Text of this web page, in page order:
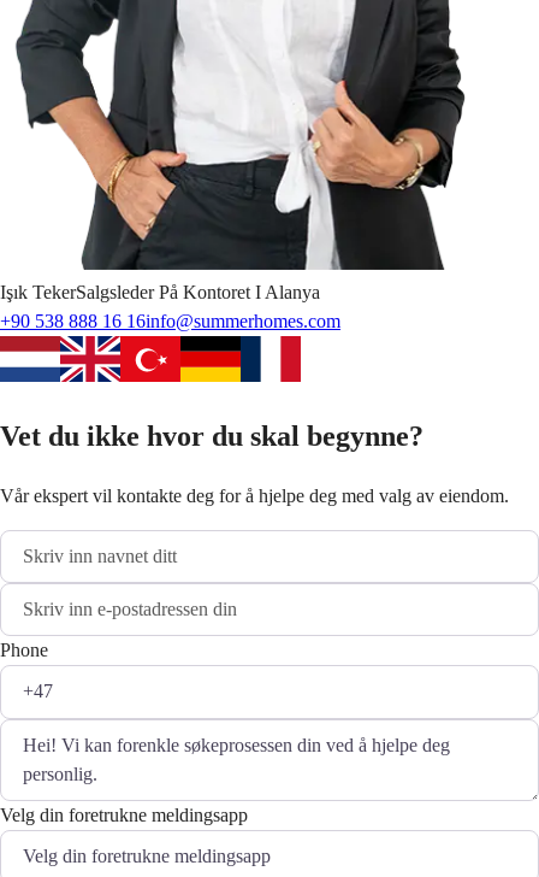
Işık TekerSalgsleder På Kontoret I Alanya
+90 538 888 16 16info@summerhomes.com
Vet du ikke hvor du skal begynne?
Vår ekspert vil kontakte deg for å hjelpe deg med valg av eiendom.
Phone
Velg din foretrukne meldingsapp